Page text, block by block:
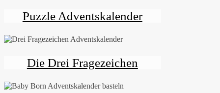
Puzzle Adventskalender
Die Drei Fragezeichen